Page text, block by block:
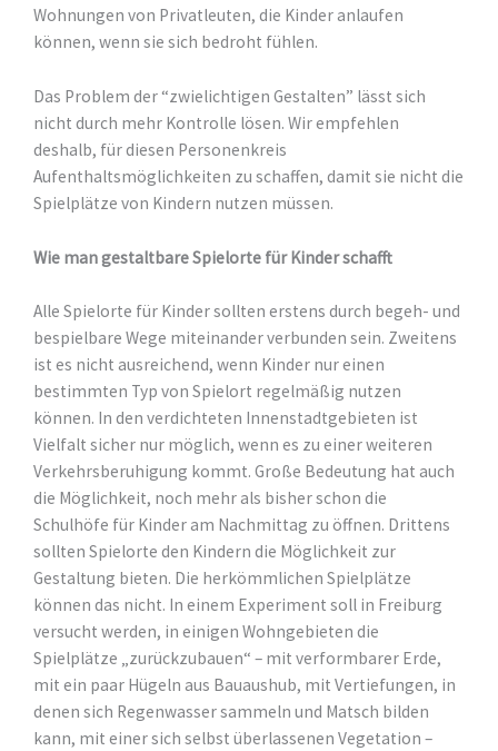
Wohnungen von Privatleuten, die Kinder anlaufen
können, wenn sie sich bedroht fühlen.
Das Problem der “zwielichtigen Gestalten” lässt sich
nicht durch mehr Kontrolle lösen. Wir empfehlen
deshalb, für diesen Personenkreis
Aufenthaltsmöglichkeiten zu schaffen, damit sie nicht die
Spielplätze von Kindern nutzen müssen.
Wie man gestaltbare Spielorte für Kinder schafft
Alle Spielorte für Kinder sollten erstens durch begeh- und
bespielbare Wege miteinander verbunden sein. Zweitens
ist es nicht ausreichend, wenn Kinder nur einen
bestimmten Typ von Spielort regelmäßig nutzen
können. In den verdichteten Innenstadtgebieten ist
Vielfalt sicher nur möglich, wenn es zu einer weiteren
Verkehrsberuhigung kommt. Große Bedeutung hat auch
die Möglichkeit, noch mehr als bisher schon die
Schulhöfe für Kinder am Nachmittag zu öffnen. Drittens
sollten Spielorte den Kindern die Möglichkeit zur
Gestaltung bieten. Die herkömmlichen Spielplätze
können das nicht. In einem Experiment soll in Freiburg
versucht werden, in einigen Wohngebieten die
Spielplätze „zurückzubauen“ – mit verformbarer Erde,
mit ein paar Hügeln aus Bauaushub, mit Vertiefungen, in
denen sich Regenwasser sammeln und Matsch bilden
kann, mit einer sich selbst überlassenen Vegetation –